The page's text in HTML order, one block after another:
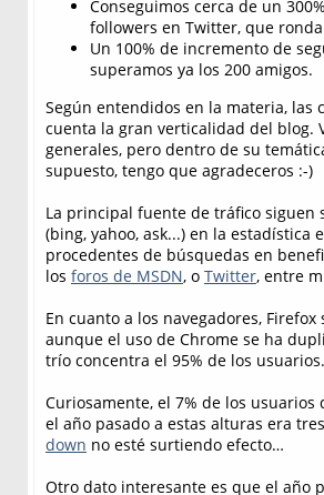
Conseguimos cerca de un
followers en Twitter, que
Un 100% de incremento de
superamos ya los 200 amigos.
Según entendidos en la materia,
cuenta la gran verticalidad del
generales, pero dentro de su
supuesto, tengo que agradeceros :-)
La principal fuente de tráfico siguen
(bing, yahoo, ask...) en la
procedentes de búsquedas en
los foros de MSDN, o Twitter, entre
En cuanto a los navegadores,
aunque el uso de Chrome se ha
trío concentra el 95% de los usuarios.
Curiosamente, el 7% de los
el año pasado a estas alturas era
down no esté surtiendo efecto…
Otro dato interesante es que el año